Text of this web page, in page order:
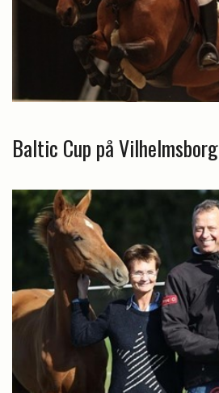
Baltic Cup på Vilhelmsborg